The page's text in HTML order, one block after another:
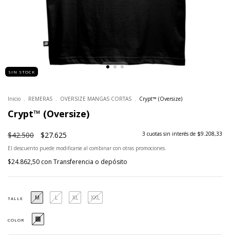
SIN STOCK
Inicio . REMERAS . OVERSIZE MANGAS CORTAS . Crypt™ (Oversize)
Crypt™ (Oversize)
$42.500 $27.625 3 cuotas sin interés de $9.208,33
El descuento puede modificarse al combinar con otras promociones.
$24.862,50 con Transferencia o depósito
TALLE M L XL XXL
COLOR